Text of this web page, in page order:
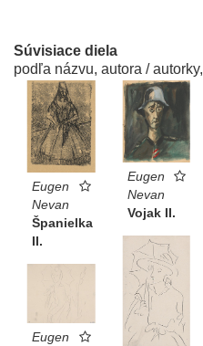
Súvisiace diela
podľa názvu, autora /
Eugen
Nevan
Španielka
II.
Eugen
Nevan
Vojak II.
Eugen